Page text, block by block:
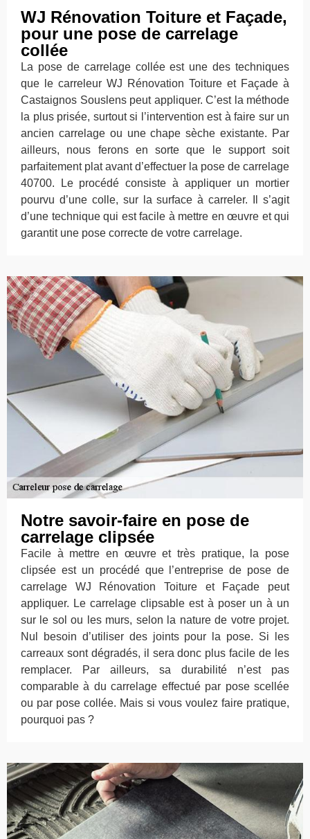
WJ Rénovation Toiture et Façade,
pour une pose de carrelage
collée
La pose de carrelage collée est une des techniques
que le carreleur WJ Rénovation Toiture et Façade à
Castaignos Souslens peut appliquer. C’est la méthode
la plus prisée, surtout si l’intervention est à faire sur un
ancien carrelage ou une chape sèche existante. Par
ailleurs, nous ferons en sorte que le support soit
parfaitement plat avant d’effectuer la pose de carrelage
40700. Le procédé consiste à appliquer un mortier
pourvu d’une colle, sur la surface à carreler. Il s’agit
d’une technique qui est facile à mettre en œuvre et qui
garantit une pose correcte de votre carrelage.
Notre savoir-faire en pose de
carrelage clipsée
Facile à mettre en œuvre et très pratique, la pose
clipsée est un procédé que l’entreprise de pose de
carrelage WJ Rénovation Toiture et Façade peut
appliquer. Le carrelage clipsable est à poser un à un
sur le sol ou les murs, selon la nature de votre projet.
Nul besoin d’utiliser des joints pour la pose. Si les
carreaux sont dégradés, il sera donc plus facile de les
remplacer. Par ailleurs, sa durabilité n’est pas
comparable à du carrelage effectué par pose scellée
ou par pose collée. Mais si vous voulez faire pratique,
pourquoi pas ?